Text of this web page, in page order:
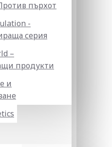
пърхот
-
серия
–
продукти
и